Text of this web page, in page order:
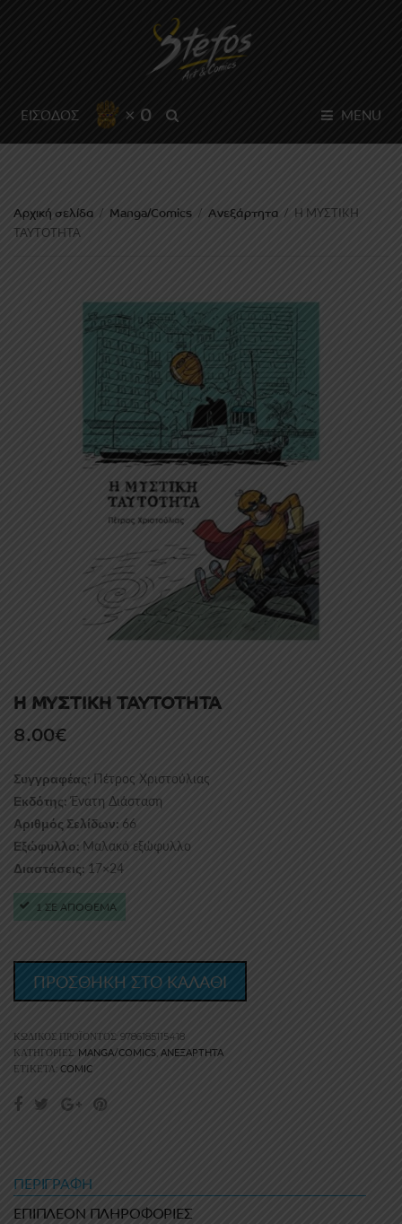
ΕΙΣΟΔΟΣ × 0 MENU
Αρχική σελίδα / Manga/Comics / Ανεξάρτητα / Η ΜΥΣΤΙΚΗ
ΤΑΥΤΟΤΗΤΑ
Η ΜΥΣΤΙΚΗ ΤΑΥΤΟΤΗΤΑ
8.00€
Συγγραφέας: Πέτρος Χριστούλιας
Εκδότης: Ένατη Διάσταση
Αριθμός Σελίδων: 66
Εξώφυλλο: Μαλακό εξώφυλλο
Διαστάσεις: 17×24
1 ΣΕ ΑΠΟΘΕΜΑ
ΠΡΟΣΘΗΚΗ ΣΤΟ ΚΑΛΑΘΙ
ΚΩΔΙΚΌΣ ΠΡΟΪΌΝΤΟΣ: 9786185115418
ΚΑΤΗΓΟΡΊΕΣ: MANGA/COMICS, ΑΝΕΞΆΡΤΗΤΑ
ΕΤΙΚΈΤΑ: COMIC
ΠΕΡΙΓΡΑΦΉ
ΕΠΙΠΛΈΟΝ ΠΛΗΡΟΦΟΡΊΕΣ